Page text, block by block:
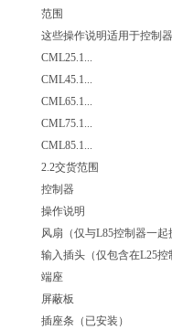
范围
这些操作说明适用于控制
CML25.1...
CML45.1...
CML65.1...
CML75.1...
CML85.1...
2.2交货范围
控制器
操作说明
风扇（仅与L85控制器一起
输入插头（仅包含在L25
端座
屏蔽板
插座条（已安装）